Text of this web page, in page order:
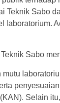
Teknik Sabo
laboratorium.
Sabo
Selain